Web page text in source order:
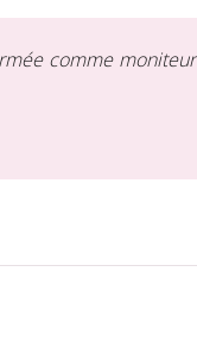
comme moniteur